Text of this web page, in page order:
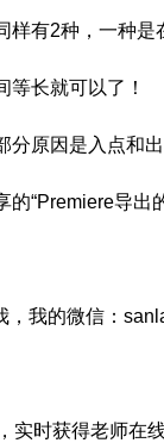
有2种，一种是
等长就可以了！
分原因是入点和
的“Premiere导
，我的微信：
实时获得老师在